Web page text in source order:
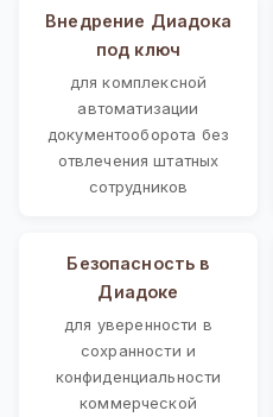
Внедрение Диадока
под ключ
для комплексной
автоматизации
документооборота без
отвлечения штатных
сотрудников
Безопасность в
Диадоке
для уверенности в
сохранности и
конфиденциальности
коммерческой